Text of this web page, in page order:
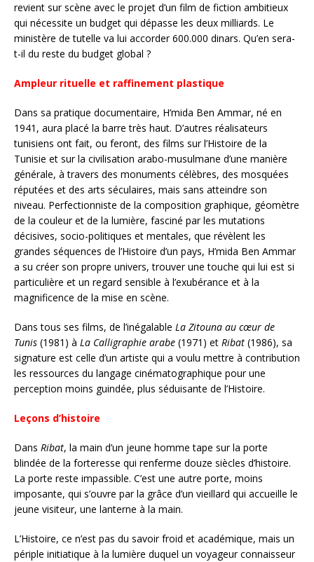
revient sur scène avec le projet d’un film de fiction ambitieux
qui nécessite un budget qui dépasse les deux milliards. Le
ministère de tutelle va lui accorder 600.000 dinars. Qu’en sera-
t-il du reste du budget global ?
Ampleur rituelle et raffinement plastique
Dans sa pratique documentaire, H’mida Ben Ammar, né en
1941, aura placé la barre très haut. D’autres réalisateurs
tunisiens ont fait, ou feront, des films sur l’Histoire de la
Tunisie et sur la civilisation arabo-musulmane d’une manière
générale, à travers des monuments célèbres, des mosquées
réputées et des arts séculaires, mais sans atteindre son
niveau. Perfectionniste de la composition graphique, géomètre
de la couleur et de la lumière, fasciné par les mutations
décisives, socio-politiques et mentales, que révèlent les
grandes séquences de l’Histoire d’un pays, H’mida Ben Ammar
a su créer son propre univers, trouver une touche qui lui est si
particulière et un regard sensible à l’exubérance et à la
magnificence de la mise en scène.
Dans tous ses films, de l’inégalable La Zitouna au cœur de
Tunis (1981) à La Calligraphie arabe (1971) et Ribat (1986), sa
signature est celle d’un artiste qui a voulu mettre à contribution
les ressources du langage cinématographique pour une
perception moins guindée, plus séduisante de l’Histoire.
Leçons d’histoire
Dans Ribat, la main d’un jeune homme tape sur la porte
blindée de la forteresse qui renferme douze siècles d’histoire.
La porte reste impassible. C’est une autre porte, moins
imposante, qui s’ouvre par la grâce d’un vieillard qui accueille le
jeune visiteur, une lanterne à la main.
L’Histoire, ce n’est pas du savoir froid et académique, mais un
périple initiatique à la lumière duquel un voyageur connaisseur